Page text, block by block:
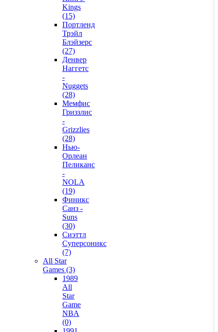
Kings
(15)
Портленд
Трэйл
Блэйзерс
(27)
Денвер
Наггетс
-
Nuggets
(28)
Мемфис
Гриззлис
-
Grizzlies
(28)
Нью-
Орлеан
Пеликанс
-
NOLA
(19)
Финикс
Санз -
Suns
(30)
Сиэттл
Суперсоникс
(7)
All Star
Games (3)
1989
All
Star
Game
NBA
(0)